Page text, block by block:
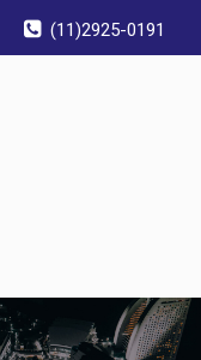
(11)2925-0191